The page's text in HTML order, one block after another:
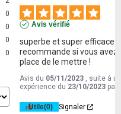
0
0
0
0
Avis vérifié
superbe et super efficace
recommande si vous avez
place de le mettre !
Avis du 05/11/2023 , suite à
expérience du 23/10/2023 par
Utile(0) Signaler